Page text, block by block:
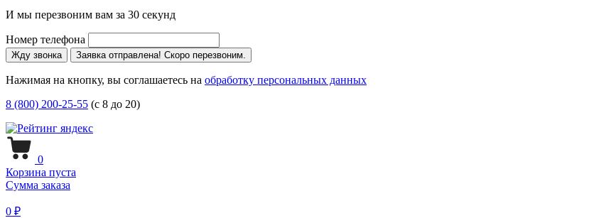
И мы перезвоним вам за 30 секунд
Номер телефона
Жду звонка Заявка отправлена! Скоро перезвоним.
Нажимая на кнопку, вы соглашаетесь на обработку персональных данных
8 (800) 200-25-55 (с 8 до 20)
0
Корзина пуста
Сумма заказа
0 ₽